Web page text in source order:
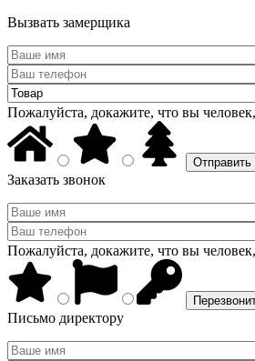
Вызвать замерщика
Пожалуйста, докажите, что вы
Заказать звонок
Пожалуйста, докажите, что вы
Письмо директору